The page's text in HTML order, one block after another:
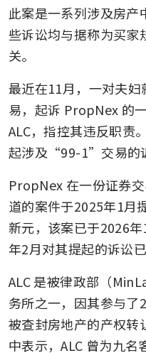
此案是一系列涉及房产
些诉讼均与据称为买家
关。
最近在11月，一对夫
易，起诉 PropNex 的
ALC，指控其违反职责
起涉及“99-1”交易的
PropNex 在一份证券
道的案件于2025年1月
新元，该案已于2026
年2月对其提起的诉讼
ALC 是被律政部（
务所之一，因其参与了
被查封房地产的产权转
中表示，ALC 曾为九